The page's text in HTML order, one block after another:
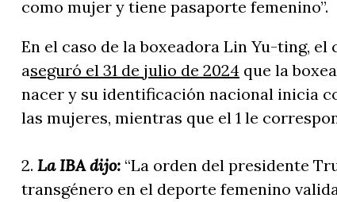
como mujer y tiene pasaporte femenino”.
En el caso de la boxeadora Lin Yu-ting,
aseguró el 31 de julio de 2024 que la
nacer y su identificación nacional inicia
las mujeres, mientras que el 1 le
2. La IBA dijo: “La orden del presidente
transgénero en el deporte femenino